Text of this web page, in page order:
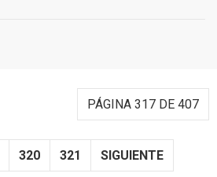
PÁGINA 317 DE 407
320 321 SIGUIENTE